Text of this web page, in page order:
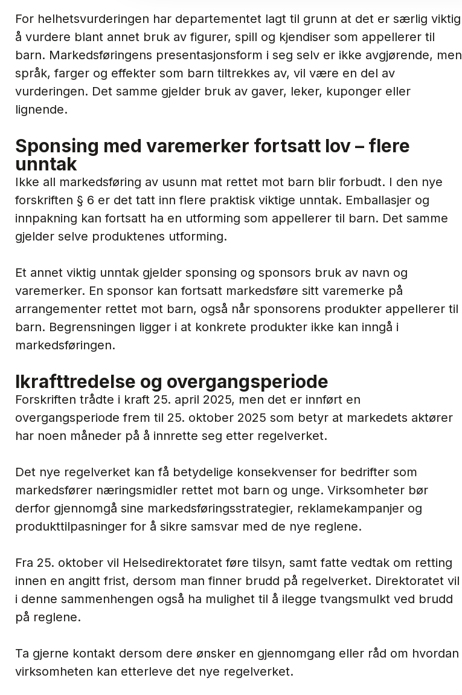
For helhetsvurderingen har departementet lagt til grunn at det er særlig viktig
å vurdere blant annet bruk av figurer, spill og kjendiser som appellerer til
barn. Markedsføringens presentasjonsform i seg selv er ikke avgjørende, men
språk, farger og effekter som barn tiltrekkes av, vil være en del av
vurderingen. Det samme gjelder bruk av gaver, leker, kuponger eller
lignende.
Sponsing med varemerker fortsatt lov – flere
unntak
Ikke all markedsføring av usunn mat rettet mot barn blir forbudt. I den nye
forskriften § 6 er det tatt inn flere praktisk viktige unntak. Emballasjer og
innpakning kan fortsatt ha en utforming som appellerer til barn. Det samme
gjelder selve produktenes utforming.
Et annet viktig unntak gjelder sponsing og sponsors bruk av navn og
varemerker. En sponsor kan fortsatt markedsføre sitt varemerke på
arrangementer rettet mot barn, også når sponsorens produkter appellerer til
barn. Begrensningen ligger i at konkrete produkter ikke kan inngå i
markedsføringen.
Ikrafttredelse og overgangsperiode
Forskriften trådte i kraft 25. april 2025, men det er innført en
overgangsperiode frem til 25. oktober 2025 som betyr at markedets aktører
har noen måneder på å innrette seg etter regelverket.
Det nye regelverket kan få betydelige konsekvenser for bedrifter som
markedsfører næringsmidler rettet mot barn og unge. Virksomheter bør
derfor gjennomgå sine markedsføringsstrategier, reklamekampanjer og
produkttilpasninger for å sikre samsvar med de nye reglene.
Fra 25. oktober vil Helsedirektoratet føre tilsyn, samt fatte vedtak om retting
innen en angitt frist, dersom man finner brudd på regelverket. Direktoratet vil
i denne sammenhengen også ha mulighet til å ilegge tvangsmulkt ved brudd
på reglene.
Ta gjerne kontakt dersom dere ønsker en gjennomgang eller råd om hvordan
virksomheten kan etterleve det nye regelverket.